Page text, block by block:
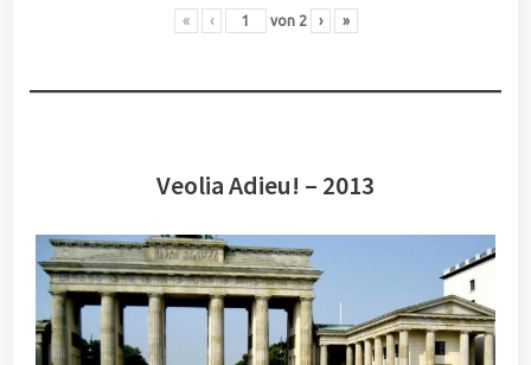
« ‹ von 2 › »
Veolia Adieu! – 2013